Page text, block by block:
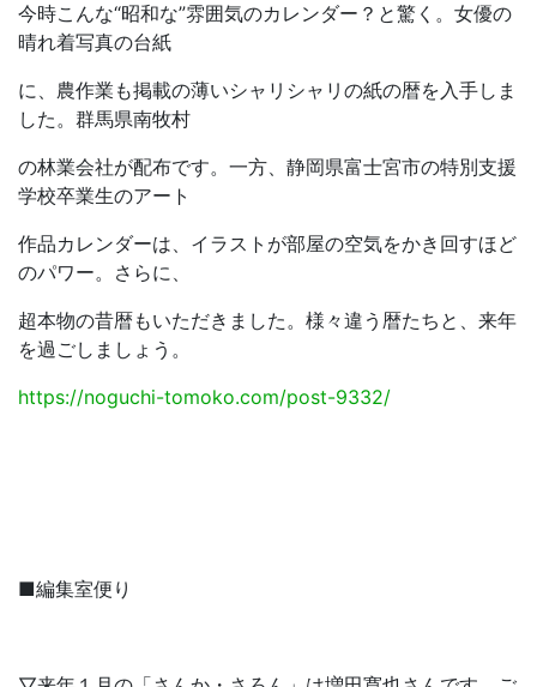
今時こんな“昭和な”雰囲気のカレンダー？と驚く。女優の
晴れ着写真の台紙
に、農作業も掲載の薄いシャリシャリの紙の暦を入手しま
した。群馬県南牧村
の林業会社が配布です。一方、静岡県富士宮市の特別支援
学校卒業生のアート
作品カレンダーは、イラストが部屋の空気をかき回すほど
のパワー。さらに、
超本物の昔暦もいただきました。様々違う暦たちと、来年
を過ごしましょう。
https://noguchi-tomoko.com/post-9332/
■編集室便り